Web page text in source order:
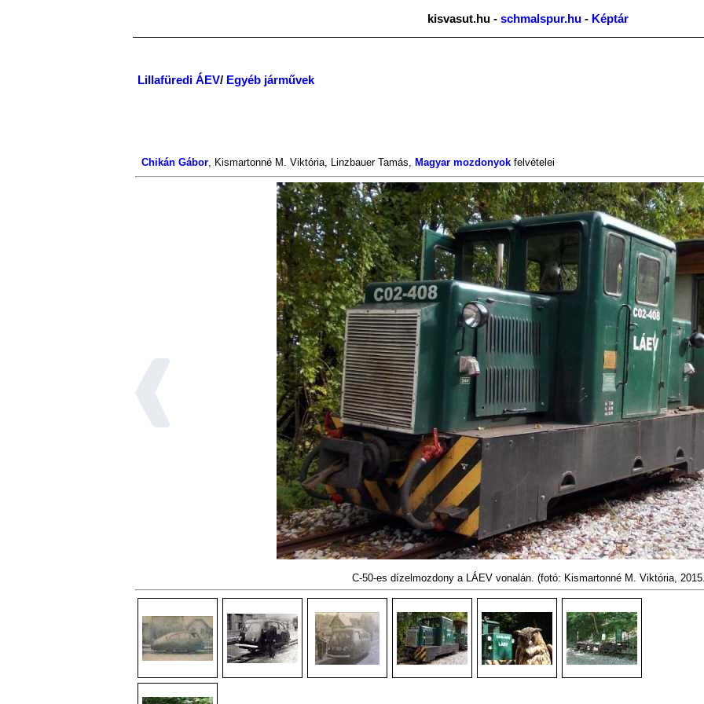
kisvasut.hu - schmalspur.hu - Képtár
Lillafüredi ÁEV/ Egyéb járművek
Chikán Gábor, Kismartonné M. Viktória, Linzbauer Tamás, Magyar mozdonyok felvételei
C-50-es dízelmozdony a LÁEV vonalán. (fotó: Kismartonné M. Viktória,